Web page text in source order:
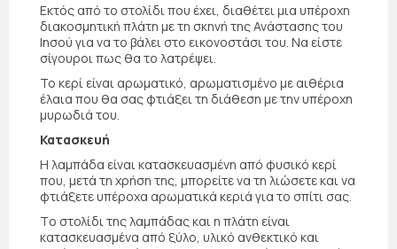
Εκτός από το στολίδι που έχει, διαθέτει μια υπέροχη
διακοσμητική πλάτη με τη σκηνή της Ανάστασης του
Ιησού για να το βάλει στο εικονοστάσι του. Να είστε
σίγουροι πως θα το λατρέψει.
Το κερί είναι αρωματικό, αρωματισμένο με αιθέρια
έλαια που θα σας φτιάξει τη διάθεση με την υπέροχη
μυρωδιά του.
Κατασκευή
Η λαμπάδα είναι κατασκευασμένη από φυσικό κερί
που, μετά τη χρήση της, μπορείτε να τη λιώσετε και να
φτιάξετε υπέροχα αρωματικά κεριά για το σπίτι σας.
Τo στολίδι της λαμπάδας και η πλάτη είναι
κατασκευασμένα από ξύλο, υλικό ανθεκτικό και